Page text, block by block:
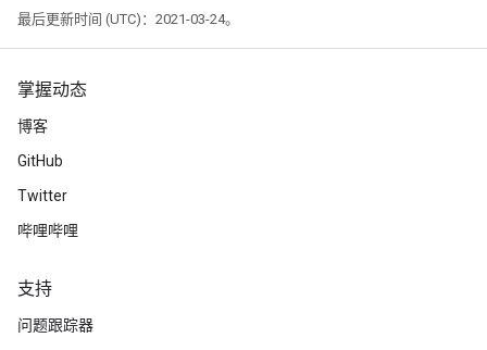
最后更新时间 (UTC)：2021-03-24。
掌握动态
博客
GitHub
Twitter
哔哩哔哩
支持
问题跟踪器